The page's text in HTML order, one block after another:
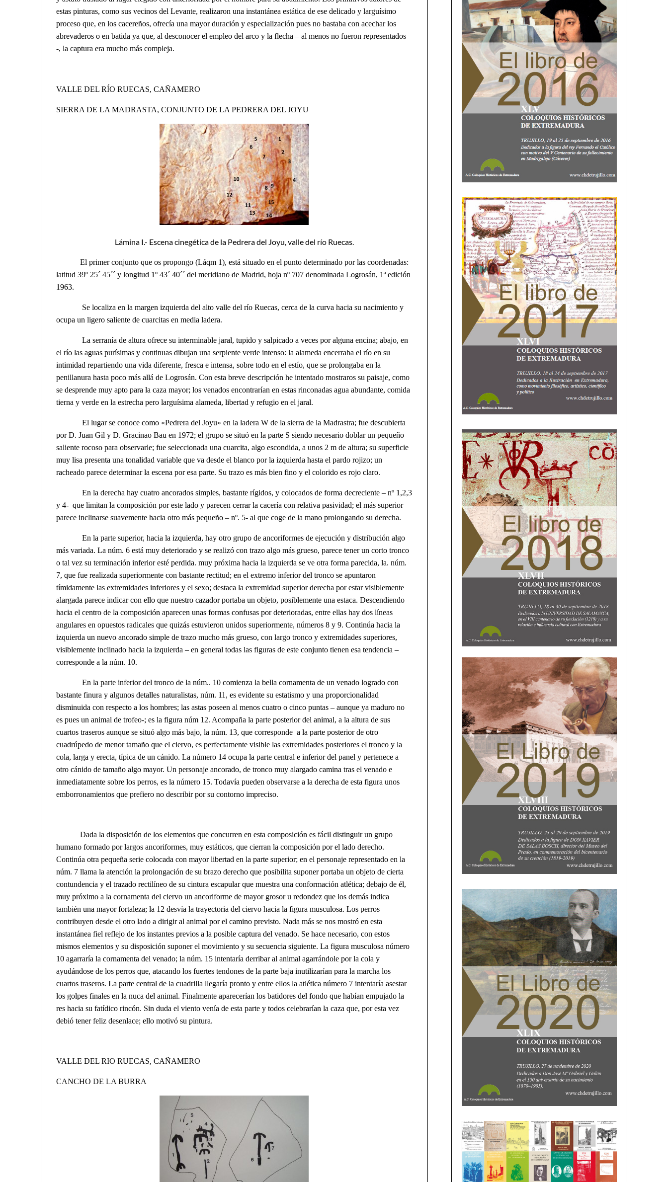
estas pinturas, como sus vecinos del Levante, realizaron una instantánea estática de ese delicado y larguísimo
proceso que, en los cacereños, ofrecía una mayor duración y especialización pues no bastaba con acechar los
abrevaderos o en batida ya que, al desconocer el empleo del arco y la flecha – al menos no fueron representados
-, la captura era mucho más compleja.
VALLE DEL RÍO RUECAS, CAÑAMERO
SIERRA DE LA MADRASTA, CONJUNTO DE LA PEDRERA DEL JOYU
Lámina I.- Escena cinegética de la Pedrera del Joyu, valle del río Ruecas.
El primer conjunto que os propongo (Láqm 1), está situado en el punto determinado por las coordenadas:
latitud 39º 25´ 45´´ y longitud 1º 43´ 40´´ del meridiano de Madrid, hoja nº 707 denominada Logrosán, 1ª edición
1963.
Se localiza en la margen izquierda del alto valle del río Ruecas, cerca de la curva hacia su nacimiento y
ocupa un ligero saliente de cuarcitas en media ladera.
La serranía de altura ofrece su interminable jaral, tupido y salpicado a veces por alguna encina; abajo, en
el río las aguas purísimas y continuas dibujan una serpiente verde intenso: la alameda encerraba el río en su
intimidad repartiendo una vida diferente, fresca e intensa, sobre todo en el estío, que se prolongaba en la
penillanura hasta poco más allá de Logrosán. Con esta breve descripción he intentado mostraros su paisaje, como
se desprende muy apto para la caza mayor; los venados encontrarían en estas rinconadas agua abundante, comida
tierna y verde en la estrecha pero larguísima alameda, libertad y refugio en el jaral.
El lugar se conoce como «Pedrera del Joyu» en la ladera W de la sierra de la Madrastra; fue descubierta
por D. Juan Gil y D. Gracinao Bau en 1972; el grupo se situó en la parte S siendo necesario doblar un pequeño
saliente rocoso para observarle; fue seleccionada una cuarcita, algo escondida, a unos 2 m de altura; su superficie
muy lisa presenta una tonalidad variable que va desde el blanco por la izquierda hasta el pardo rojizo; un
racheado parece determinar la escena por esa parte. Su trazo es más bien fino y el colorido es rojo claro.
En la derecha hay cuatro ancorados simples, bastante rígidos, y colocados de forma decreciente – nº 1,2,3
y 4- que limitan la composición por este lado y parecen cerrar la cacería con relativa pasividad; el más superior
parece inclinarse suavemente hacia otro más pequeño – nº. 5- al que coge de la mano prolongando su derecha.
En la parte superior, hacia la izquierda, hay otro grupo de ancoriformes de ejecución y distribución algo
más variada. La núm. 6 está muy deteriorado y se realizó con trazo algo más grueso, parece tener un corto tronco
o tal vez su terminación inferior esté perdida. muy próxima hacia la izquierda se ve otra forma parecida, la. núm.
7, que fue realizada superiormente con bastante rectitud; en el extremo inferior del tronco se apuntaron
tímidamente las extremidades inferiores y el sexo; destaca la extremidad superior derecha por estar visiblemente
alargada parece indicar con ello que nuestro cazador portaba un objeto, posiblemente una estaca. Descendiendo
hacia el centro de la composición aparecen unas formas confusas por deterioradas, entre ellas hay dos líneas
angulares en opuestos radicales que quizás estuvieron unidos superiormente, números 8 y 9. Continúa hacia la
izquierda un nuevo ancorado simple de trazo mucho más grueso, con largo tronco y extremidades superiores,
visiblemente inclinado hacia la izquierda – en general todas las figuras de este conjunto tienen esa tendencia –
corresponde a la núm. 10.
En la parte inferior del tronco de la núm.. 10 comienza la bella cornamenta de un venado logrado con
bastante finura y algunos detalles naturalistas, núm. 11, es evidente su estatismo y una proporcionalidad
disminuida con respecto a los hombres; las astas poseen al menos cuatro o cinco puntas – aunque ya maduro no
es pues un animal de trofeo-; es la figura núm 12. Acompaña la parte posterior del animal, a la altura de sus
cuartos traseros aunque se situó algo más bajo, la núm. 13, que corresponde a la parte posterior de otro
cuadrúpedo de menor tamaño que el ciervo, es perfectamente visible las extremidades posteriores el tronco y la
cola, larga y erecta, típica de un cánido. La número 14 ocupa la parte central e inferior del panel y pertenece a
otro cánido de tamaño algo mayor. Un personaje ancorado, de tronco muy alargado camina tras el venado e
inmediatamente sobre los perros, es la número 15. Todavía pueden observarse a la derecha de esta figura unos
emborronamientos que prefiero no describir por su contorno impreciso.
Dada la disposición de los elementos que concurren en esta composición es fácil distinguir un grupo
humano formado por largos ancoriformes, muy estáticos, que cierran la composición por el lado derecho.
Continúa otra pequeña serie colocada con mayor libertad en la parte superior; en el personaje representado en la
núm. 7 llama la atención la prolongación de su brazo derecho que posibilita suponer portaba un objeto de cierta
contundencia y el trazado rectilíneo de su cintura escapular que muestra una conformación atlética; debajo de él,
muy próximo a la cornamenta del ciervo un ancoriforme de mayor grosor u redondez que los demás indica
también una mayor fortaleza; la 12 desvía la trayectoria del ciervo hacia la figura musculosa. Los perros
contribuyen desde el otro lado a dirigir al animal por el camino previsto. Nada más se nos mostró en esta
instantánea fiel reflejo de los instantes previos a la posible captura del venado. Se hace necesario, con estos
mismos elementos y su disposición suponer el movimiento y su secuencia siguiente. La figura musculosa número
10 agarraría la cornamenta del venado; la núm. 15 intentaría derribar al animal agarrándole por la cola y
ayudándose de los perros que, atacando los fuertes tendones de la parte baja inutilizarían para la marcha los
cuartos traseros. La parte central de la cuadrilla llegaría pronto y entre ellos la atlética número 7 intentaría asestar
los golpes finales en la nuca del animal. Finalmente aparecerían los batidores del fondo que habían empujado la
res hacia su fatídico rincón. Sin duda el viento venía de esta parte y todos celebrarían la caza que, por esta vez
debió tener feliz desenlace; ello motivó su pintura.
VALLE DEL RIO RUECAS, CAÑAMERO
CANCHO DE LA BURRA